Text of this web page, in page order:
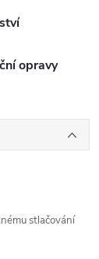
opravy
stlačování